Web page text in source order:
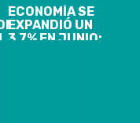
ECONOMÍA SE
EXPANDIÓ UN
3,7% EN JUNIO: